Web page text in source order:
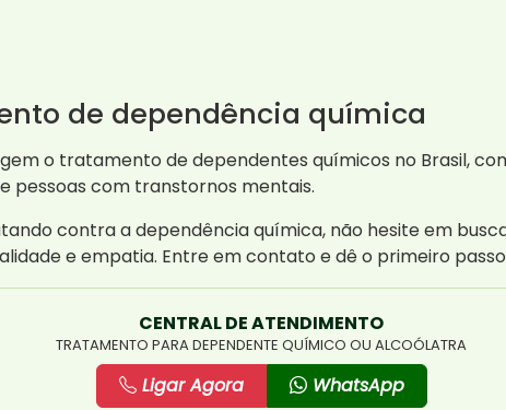
de dependência química
o tratamento de dependentes químicos no Brasil,
pessoas com transtornos mentais.
contra a dependência química, não hesite em
e empatia. Entre em contato e dê o primeiro
CENTRAL DE ATENDIMENTO
TRATAMENTO PARA DEPENDENTE QUÍMICO OU ALCOÓLATRA
Ligar Agora WhatsApp